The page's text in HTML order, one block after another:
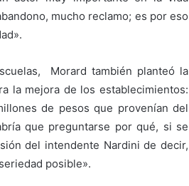
mucho reclamo; es por eso
Morard también planteó la
la mejora de los establecimientos:
de pesos que provenían del
que preguntarse por qué, si se
del intendente Nardini de decir,
posible».